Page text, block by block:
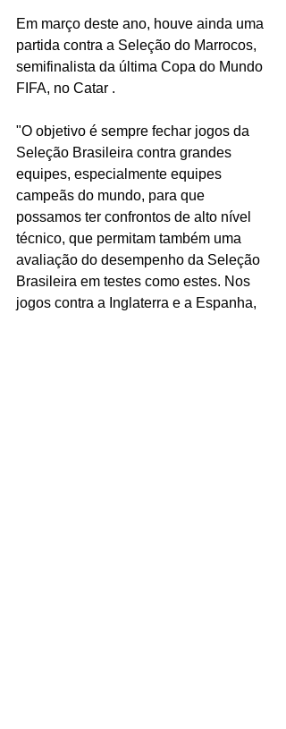
Em março deste ano, houve ainda uma
partida contra a Seleção do Marrocos,
semifinalista da última Copa do Mundo
FIFA, no Catar .
"O objetivo é sempre fechar jogos da
Seleção Brasileira contra grandes
equipes, especialmente equipes
campeãs do mundo, para que
possamos ter confrontos de alto nível
técnico, que permitam também uma
avaliação do desempenho da Seleção
Brasileira em testes como estes. Nos
jogos contra a Inglaterra e a Espanha,